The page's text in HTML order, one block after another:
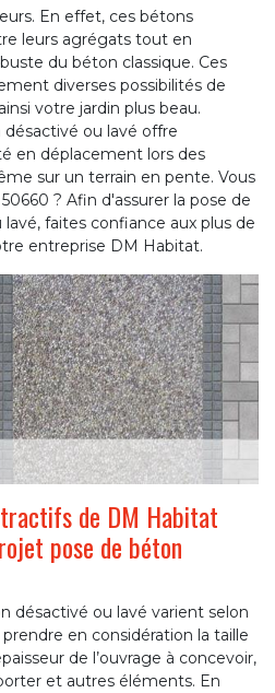
En effet, ces bétons
leurs agrégats tout en
du béton classique. Ces
diverses possibilités de
votre jardin plus beau.
désactivé ou lavé offre
en déplacement lors des
sur un terrain en pente. Vous
? Afin d'assurer la pose de
faites confiance aux plus de
entreprise DM Habitat.
de DM Habitat
pose de béton
désactivé ou lavé varient selon
en considération la taille
de l’ouvrage à concevoir,
et autres éléments. En